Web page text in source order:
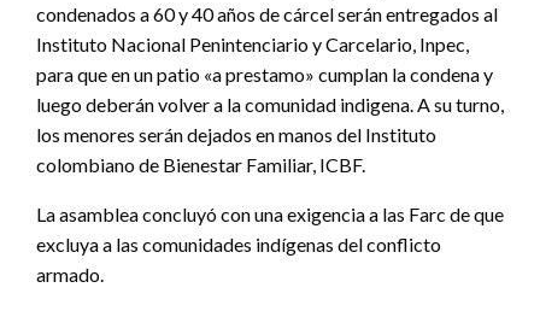
condenados a 60 y 40 años de cárcel serán entregados al
Instituto Nacional Penintenciario y Carcelario, Inpec,
para que en un patio «a prestamo» cumplan la condena y
luego deberán volver a la comunidad indigena. A su turno,
los menores serán dejados en manos del Instituto
colombiano de Bienestar Familiar, ICBF.
La asamblea concluyó con una exigencia a las Farc de que
excluya a las comunidades indígenas del conflicto
armado.